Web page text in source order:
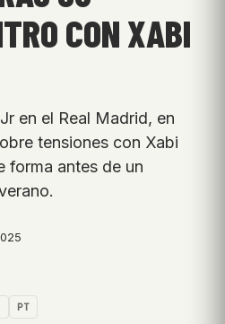
CON XABI
en el Real Madrid, en
tensiones con Xabi
forma antes de un
PT